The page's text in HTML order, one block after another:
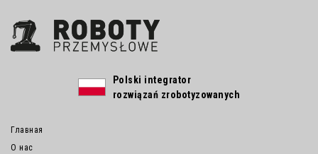
Polski integrator
rozwiązań zrobotyzowanych
Главная
О нас